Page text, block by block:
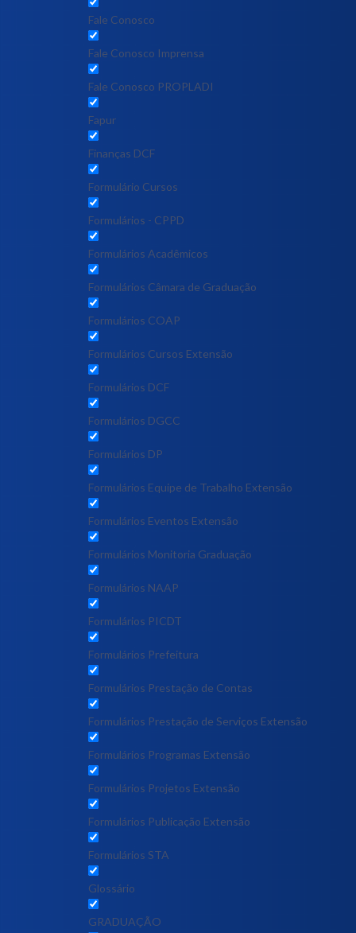
Fale Conosco
Fale Conosco Imprensa
Fale Conosco PROPLADI
Fapur
Finanças DCF
Formulário Cursos
Formulários - CPPD
Formulários Acadêmicos
Formulários Câmara de Graduação
Formulários COAP
Formulários Cursos Extensão
Formulários DCF
Formulários DGCC
Formulários DP
Formulários Equipe de Trabalho Extensão
Formulários Eventos Extensão
Formulários Monitoria Graduação
Formulários NAAP
Formulários PICDT
Formulários Prefeitura
Formulários Prestação de Contas
Formulários Prestação de Serviços Extensão
Formulários Programas Extensão
Formulários Projetos Extensão
Formulários Publicação Extensão
Formulários STA
Glossário
GRADUAÇÃO